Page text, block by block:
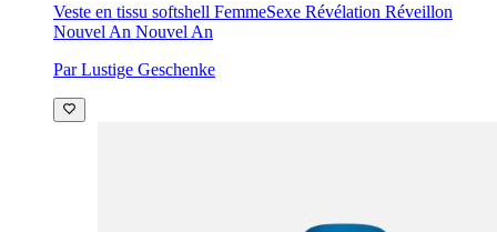
Veste en tissu softshell FemmeSexe Révélation Réveillon
Nouvel An Nouvel An
Par Lustige Geschenke